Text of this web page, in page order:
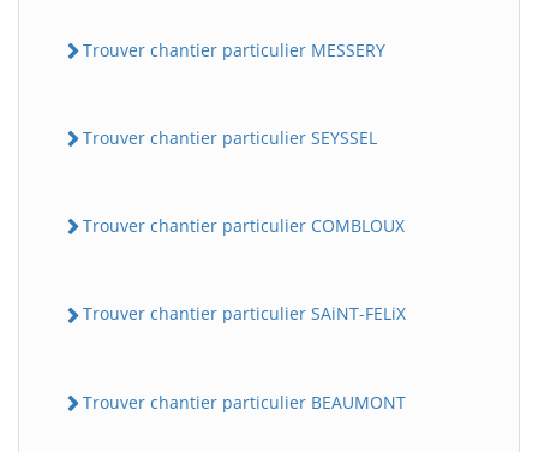
Trouver chantier particulier MESSERY
Trouver chantier particulier SEYSSEL
Trouver chantier particulier COMBLOUX
Trouver chantier particulier SAiNT-FELiX
Trouver chantier particulier BEAUMONT